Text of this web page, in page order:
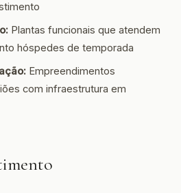
Plantas funcionais que atendem
hóspedes de temporada
Empreendimentos
com infraestrutura em